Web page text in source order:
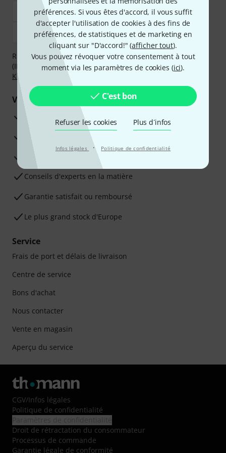
préférences. Si vous êtes d'accord, il vous suffit
d'accepter l'utilisation de cookies à des fins de
préférences, de statistiques et de marketing en
cliquant sur "D'accord!" (afficher tout).
Vous pouvez révoquer votre consentement à tout
moment via les paramètres de cookies (ici).
C'est bon
Refuser les cookies Plus d´infos
Infos légales · Politique de confidentialité
Réglez de manière sûre et sécurisée par Virement
(IBAN/BIC), PayPal, Amazon Pay,Klarna Payer Maintenant
Klarna Payer en 3 fois
Vos avantages
Ga­ran­tie Thomann 3 ans
Garantie 30 jours satisfait ou remboursé
Conseils d'experts en la matière
Garantie satisfait ou remboursé
Le plus grand stock d'Europe
Service
Frais de port et délais de livraison
Centre de service
Bons d'achat
Nous contacter
Vente en magasin
Aperçu du service
CGV/Infos légales
Politique de confidentialité
Droit de rétractation du consommateur
Processus de commande
Garantie légale de conformité